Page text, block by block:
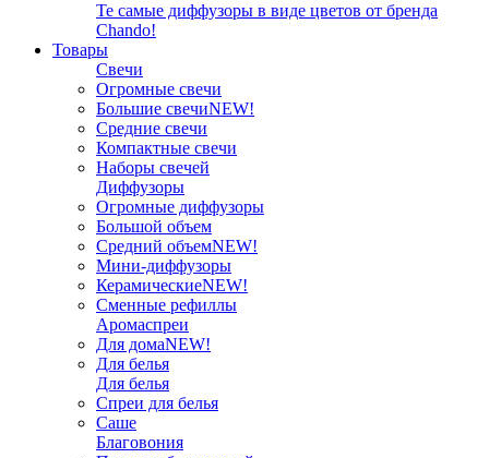
Те самые диффузоры в виде цветов от бренда
Chando!
Товары
Свечи
Огромные свечи
Большие свечиNEW!
Средние свечи
Компактные свечи
Наборы свечей
Диффузоры
Огромные диффузоры
Большой объем
Средний объемNEW!
Мини-диффузоры
КерамическиеNEW!
Сменные рефиллы
Аромаспреи
Для домаNEW!
Для белья
Для белья
Спреи для белья
Саше
Благовония